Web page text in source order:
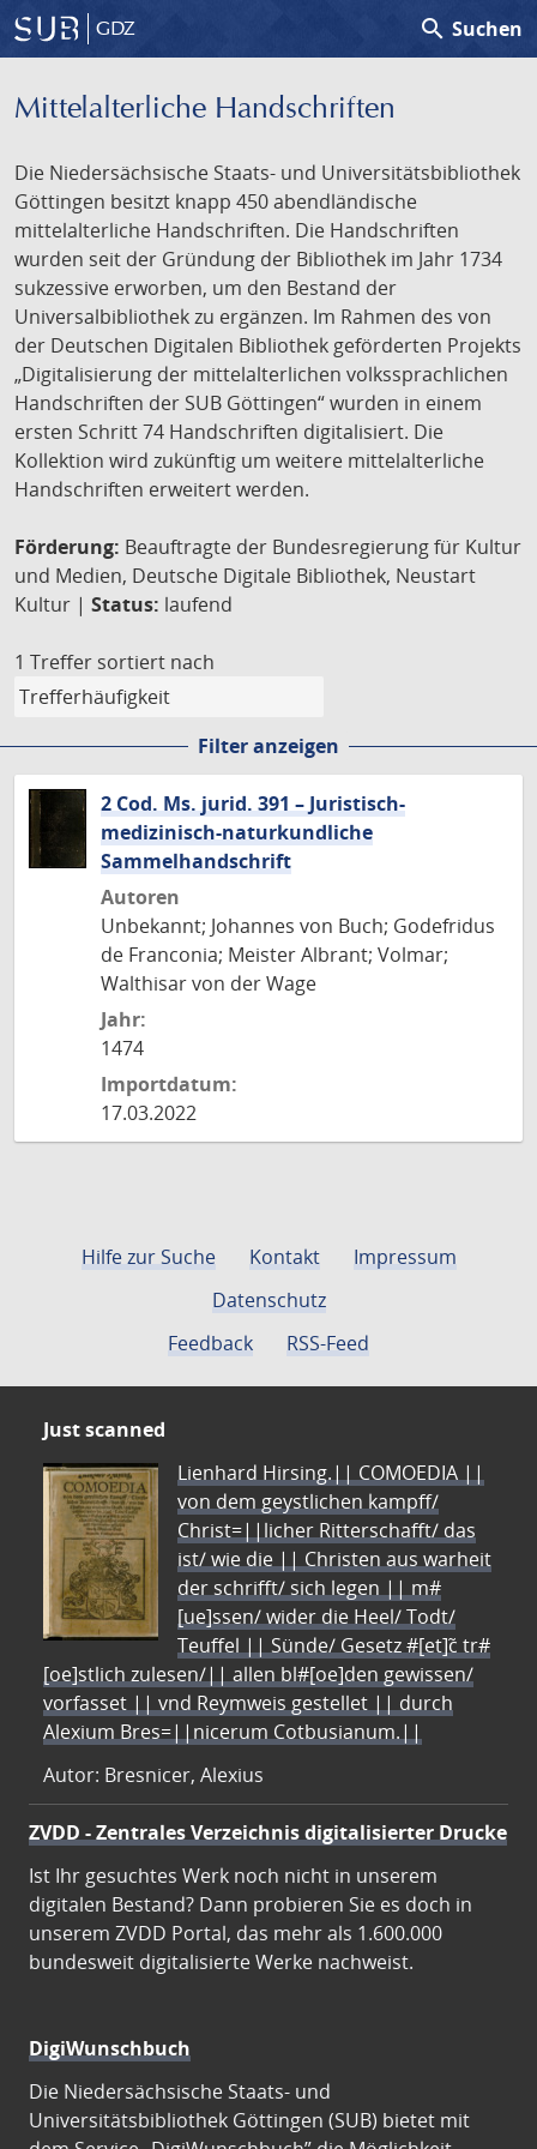
GDZ search Suchen
Mittelalterliche Handschriften
Die Niedersächsische Staats- und Universitätsbibliothek
Göttingen besitzt knapp 450 abendländische
mittelalterliche Handschriften. Die Handschriften
wurden seit der Gründung der Bibliothek im Jahr 1734
sukzessive erworben, um den Bestand der
Universalbibliothek zu ergänzen. Im Rahmen des von
der Deutschen Digitalen Bibliothek geförderten Projekts
„Digitalisierung der mittelalterlichen volkssprachlichen
Handschriften der SUB Göttingen“ wurden in einem
ersten Schritt 74 Handschriften digitalisiert. Die
Kollektion wird zukünftig um weitere mittelalterliche
Handschriften erweitert werden.
Förderung: Beauftragte der Bundesregierung für Kultur
und Medien, Deutsche Digitale Bibliothek, Neustart
Kultur | Status: laufend
1 Treffer sortiert nach
Filter anzeigen
2 Cod. Ms. jurid. 391 – Juristisch-
medizinisch-naturkundliche
Sammelhandschrift
Autoren
Unbekannt; Johannes von Buch; Godefridus
de Franconia; Meister Albrant; Volmar;
Walthisar von der Wage
Jahr:
1474
Importdatum:
17.03.2022
Hilfe zur Suche Kontakt
Impressum
Datenschutz
Feedback
RSS-Feed
Just scanned
Lienhard Hirsing.|| COMOEDIA ||
von dem geystlichen kampff/
Christ=||licher Ritterschafft/ das
ist/ wie die || Christen aus warheit
der schrifft/ sich legen || m#
[ue]ssen/ wider die Heel/ Todt/
Teuffel || Sünde/ Gesetz #[et]c̃ tr#
[oe]stlich zulesen/|| allen bl#[oe]den gewissen/
vorfasset || vnd Reymweis gestellet || durch
Alexium Bres=||nicerum Cotbusianum.||
Autor: Bresnicer, Alexius
ZVDD - Zentrales Verzeichnis digitalisierter Drucke
Ist Ihr gesuchtes Werk noch nicht in unserem
digitalen Bestand? Dann probieren Sie es doch in
unserem ZVDD Portal, das mehr als 1.600.000
bundesweit digitalisierte Werke nachweist.
DigiWunschbuch
Die Niedersächsische Staats- und
Universitätsbibliothek Göttingen (SUB) bietet mit